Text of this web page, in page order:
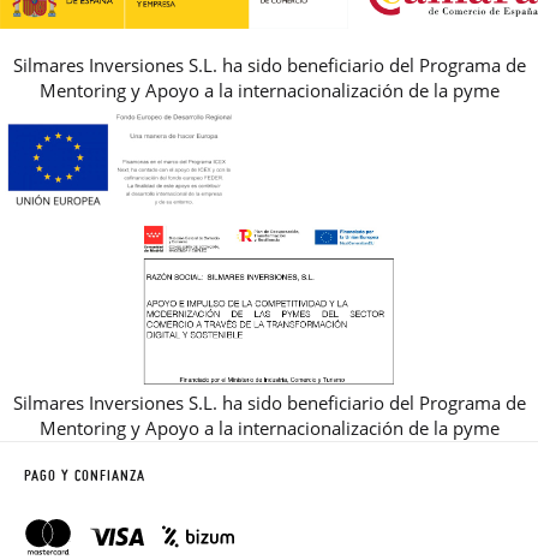
Silmares Inversiones S.L. ha sido beneficiario del Programa de
Mentoring y Apoyo a la internacionalización de la pyme
Silmares Inversiones S.L. ha sido beneficiario del Programa de
Mentoring y Apoyo a la internacionalización de la pyme
PAGO Y CONFIANZA